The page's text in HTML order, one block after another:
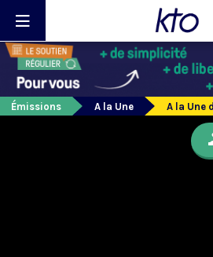
Émissions A la Une A la Une